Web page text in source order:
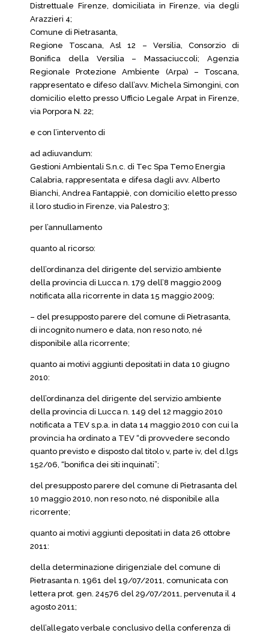
Distrettuale Firenze, domiciliata in Firenze, via degli
Arazzieri 4;
Comune di Pietrasanta,
Regione Toscana, Asl 12 – Versilia, Consorzio di
Bonifica della Versilia – Massaciuccoli; Agenzia
Regionale Protezione Ambiente (Arpa) – Toscana,
rappresentato e difeso dall’avv. Michela Simongini, con
domicilio eletto presso Ufficio Legale Arpat in Firenze,
via Porpora N. 22;
e con l’intervento di
ad adiuvandum:
Gestioni Ambientali S.n.c. di Tec Spa Temo Energia
Calabria, rappresentata e difesa dagli avv. Alberto
Bianchi, Andrea Fantappiè, con domicilio eletto presso
il loro studio in Firenze, via Palestro 3;
per l’annullamento
quanto al ricorso:
dell’ordinanza del dirigente del servizio ambiente
della provincia di Lucca n. 179 dell’8 maggio 2009
notificata alla ricorrente in data 15 maggio 2009;
– del presupposto parere del comune di Pietrasanta,
di incognito numero e data, non reso noto, né
disponibile alla ricorrente;
quanto ai motivi aggiunti depositati in data 10 giugno
2010:
dell’ordinanza del dirigente del servizio ambiente
della provincia di Lucca n. 149 del 12 maggio 2010
notificata a TEV s.p.a. in data 14 maggio 2010 con cui la
provincia ha ordinato a TEV “di provvedere secondo
quanto previsto e disposto dal titolo v, parte iv, del d.lgs
152/06, “bonifica dei siti inquinati”;
del presupposto parere del comune di Pietrasanta del
10 maggio 2010, non reso noto, né disponibile alla
ricorrente;
quanto ai motivi aggiunti depositati in data 26 ottobre
2011:
della determinazione dirigenziale del comune di
Pietrasanta n. 1961 del 19/07/2011, comunicata con
lettera prot. gen. 24576 del 29/07/2011, pervenuta il 4
agosto 2011;
dell’allegato verbale conclusivo della conferenza di